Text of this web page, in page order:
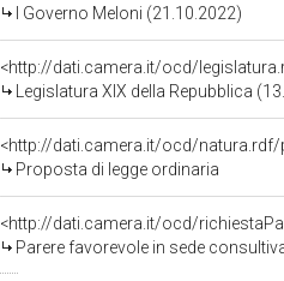
I Governo Meloni (21.10.2022)
<http://dati.camera.it/ocd/
Legislatura XIX della Repubblica
<http://dati.camera.it/ocd/natura.rdf/
Proposta di legge ordinaria
<http://dati.camera.it/ocd/
Parere favorevole in sede